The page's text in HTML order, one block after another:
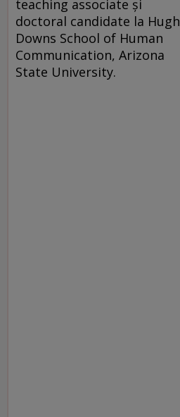
teaching associate şi
doctoral candidate la Hugh
Downs School of Human
Communication, Arizona
State University.